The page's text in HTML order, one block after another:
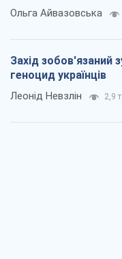
Ольга Айвазовська
Захід зобов'язаний
геноцид українців
Леонід Невзлін 2,9 т.